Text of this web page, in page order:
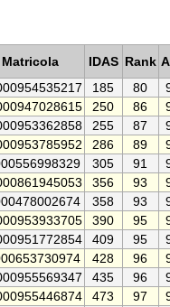
Matricola IDAS Rank
185 80
250 86
255 87
286 89
305 91
356 93
358 93
390 95
409 95
428 96
435 96
473 97